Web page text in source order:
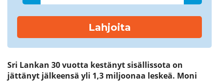
Lahjoita
Sri Lankan 30 vuotta kestänyt sisällissota on
jättänyt jälkeensä yli 1,3 miljoonaa leskeä. Moni